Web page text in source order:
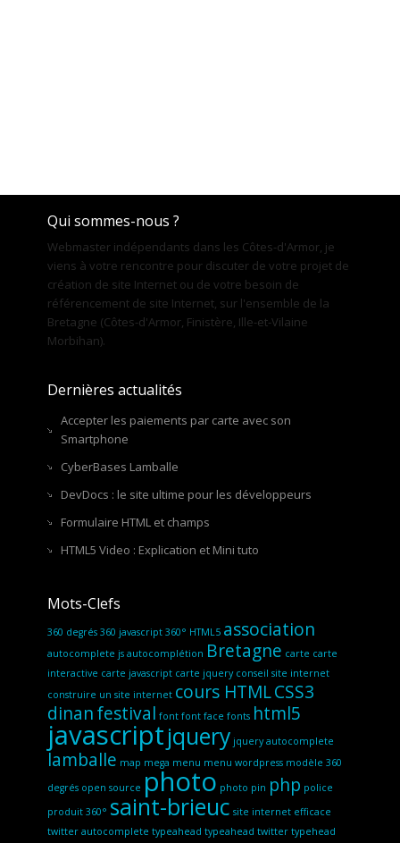
Qui sommes-nous ?
Webmaster indépendants dans les Côtes-d'Armor, je
viens à votre rencontre pour discuter de votre projet de
création de site Internet ou de votre besoin de
référencement de site Internet, sur l'ensemble de la
Bretagne (Côtes-d'Armor, Finistère, Ille-et-Vilaine
Morbihan).
Dernières actualités
Accepter les paiements par carte avec son
Smartphone
CyberBases Lamballe
DevDocs : le site ultime pour les développeurs
Formulaire HTML et champs
HTML5 Video : Explication et Mini tuto
Mots-Clefs
360 degrés 360 javascript 360° HTML5 association
autocomplete js autocomplétion Bretagne carte carte
interactive carte javascript carte jquery conseil site internet
construire un site internet cours HTMLCSS3
dinanfestival font font face fonts html5
javascriptjquery jquery autocomplete
lamballe map mega menu menu wordpress modèle 360
degrés open source photo photo pin php police
produit 360° saint-brieuc site internet efficace
twitter autocomplete typeahead typeahead twitter typehead